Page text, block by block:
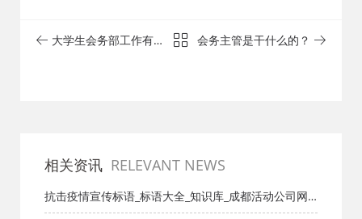
大学生会务部工作有哪
会务主管是干什么的？
相关资讯 RELEVANT NEWS
抗击疫情宣传标语_标语大全_知识库_成都活动公司网_